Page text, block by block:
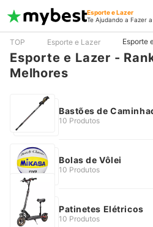
Esporte e Lazer
Te Ajudando a Fazer
TOP Esporte e Lazer Esporte
Esporte e Lazer -
Melhores
Bastões de
10 Produtos
Bolas de Vôlei
10 Produtos
Patinetes Elétricos
10 Produtos